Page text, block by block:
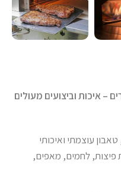
מקצועי עם 2 מבערים – איכות וביצועים מעולים
טאבון עוצמתי ואיכותי
פיצות, לחמים, מאפים,